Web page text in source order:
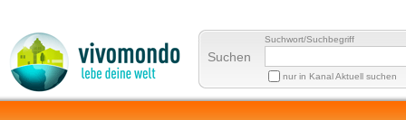
Suchen
Suchwort/Suchbegriff
nur in Kanal Aktuell suchen